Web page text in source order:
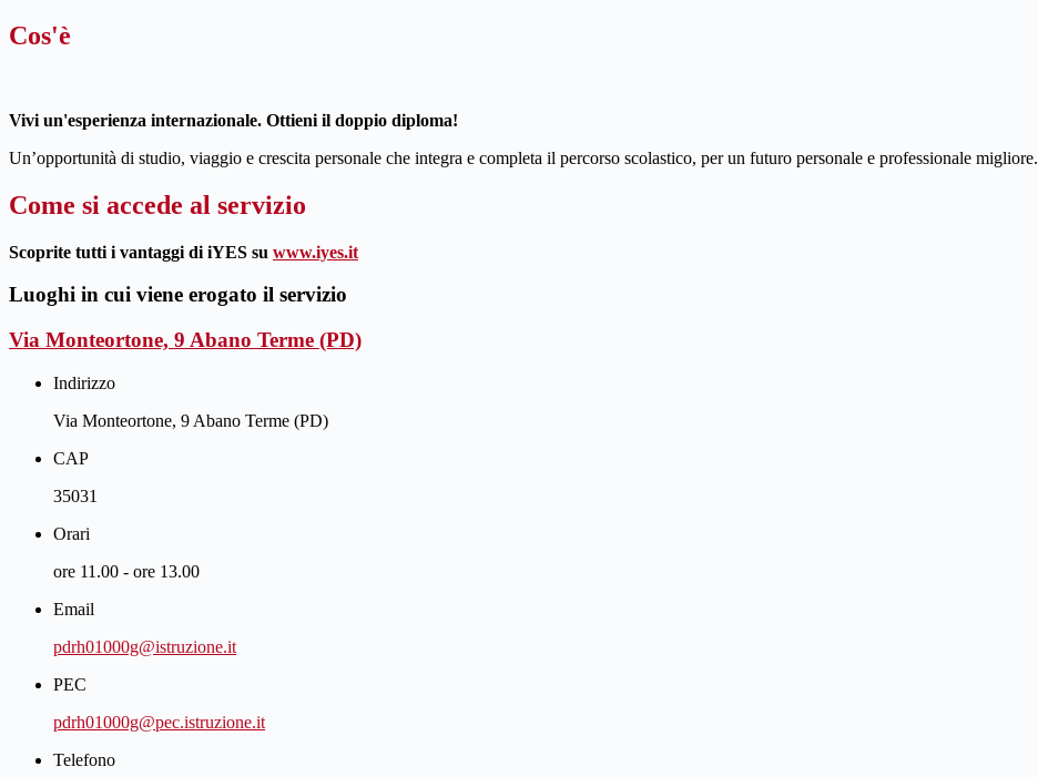
Cos'è
Vivi un'esperienza internazionale. Ottieni il doppio diploma!
Un’opportunità di studio, viaggio e crescita personale che integra e completa il percorso scolastico, per un futuro personale e professionale migliore.
Come si accede al servizio
Scoprite tutti i vantaggi di iYES su www.iyes.it
Luoghi in cui viene erogato il servizio
Via Monteortone, 9 Abano Terme (PD)
Indirizzo
Via Monteortone, 9 Abano Terme (PD)
CAP
35031
Orari
ore 11.00 - ore 13.00
Email
pdrh01000g@istruzione.it
PEC
pdrh01000g@pec.istruzione.it
Telefono